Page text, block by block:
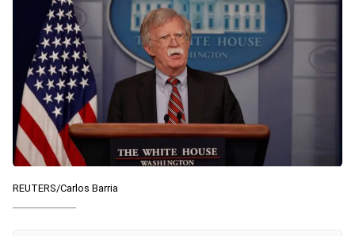
REUTERS/Carlos Barria